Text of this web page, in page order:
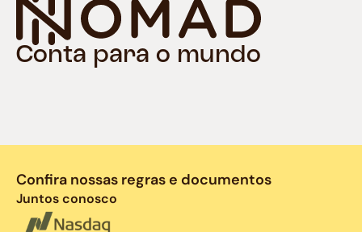
Conta para o mundo
Confira nossas regras e documentos
Juntos conosco